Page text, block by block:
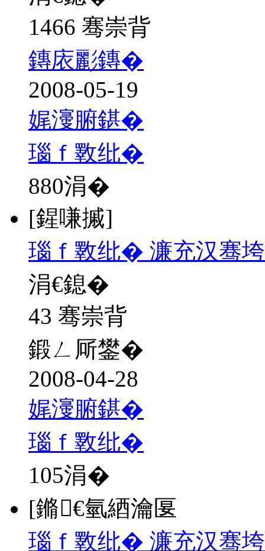
1466 骞崇背
鏄庡彲鏄�
2008-05-19
娓濅腑鍖�
瑙ｆ斁纰�
880涓�
[鍟嗛摵]
瑙ｆ斁纰� 濂充汉骞
涓€鎴�
43 骞崇背
鍛ㄥ厛鐢�
2008-04-28
娓濅腑鍖�
瑙ｆ斁纰�
105涓�
[鏅€氫綇瀹匽
瑙ｆ斁纰� 濂充汉骞